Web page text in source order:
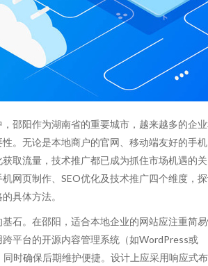
邵阳作为湖南省的重要城市，越来越多的企
。无论是本地商户的官网、移动端友好的手
取流量，技术推广都已成为抓住市场机遇的关
网页制作、SEO优化及技术推广四个维度，
具体方法。
石。在邵阳，适合本地企业的网站应注重简
平台的开源内容管理系统（如WordPress或
时确保后期维护便捷。设计上应采用响应式布